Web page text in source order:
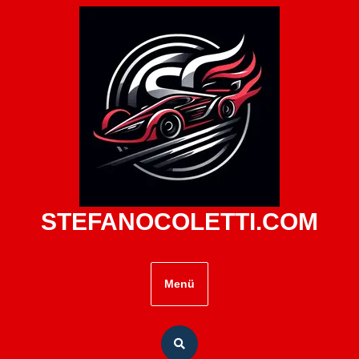
STEFANOCOLETTI.COM
Menü